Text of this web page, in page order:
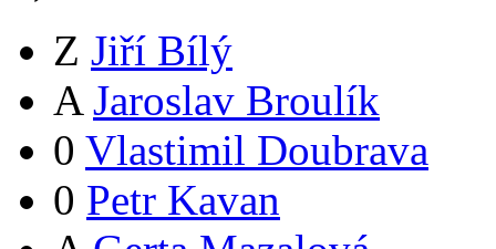
Z Jiří Bílý
A Jaroslav Broulík
0 Vlastimil Doubrava
0 Petr Kavan